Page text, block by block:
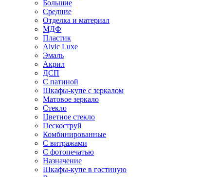
Большие
Средние
Отделка и материал
МДФ
Пластик
Alvic Luxe
Эмаль
Акрил
ДСП
С патиной
Шкафы-купе с зеркалом
Матовое зеркало
Стекло
Цветное стекло
Пескоструй
Комбинированные
С витражами
С фотопечатью
Назначение
Шкафы-купе в гостиную